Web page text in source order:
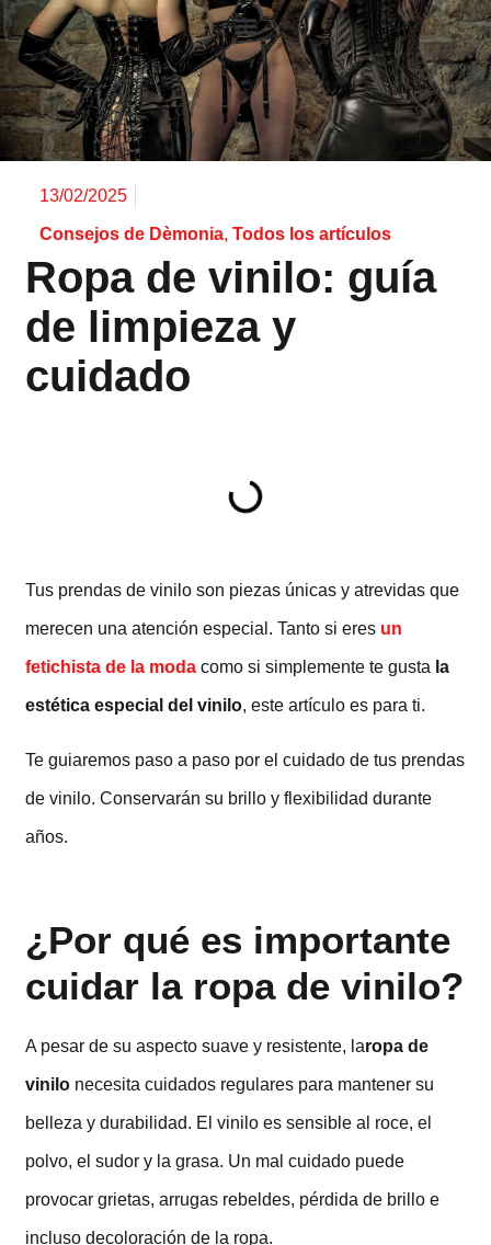
13/02/2025
Consejos de Dèmonia,Todos los artículos
Ropa de vinilo: guía
de limpieza y
cuidado
Tus prendas de vinilo son piezas únicas y atrevidas que
merecen una atención especial. Tanto si eres un
fetichista de la moda como si simplemente te gusta la
estética especial del vinilo, este artículo es para ti.
Te guiaremos paso a paso por el cuidado de tus prendas
de vinilo. Conservarán su brillo y flexibilidad durante
años.
¿Por qué es importante
cuidar la ropa de vinilo?
A pesar de su aspecto suave y resistente, laropa de
vinilo necesita cuidados regulares para mantener su
belleza y durabilidad. El vinilo es sensible al roce, el
polvo, el sudor y la grasa. Un mal cuidado puede
provocar grietas, arrugas rebeldes, pérdida de brillo e
incluso decoloración de la ropa.